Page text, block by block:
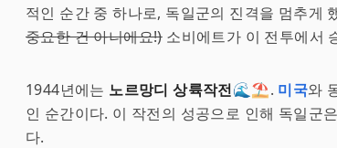
적인 순간 중 하나로, 독일군의 진격을 멈추게
중요한 건 아니에요!)소비에트가 이 전투에서
1944년에는 노르망디 상륙작전🌊⛱️. 미국와
인 순간이다. 이 작전의 성공으로 인해 독일군
다.